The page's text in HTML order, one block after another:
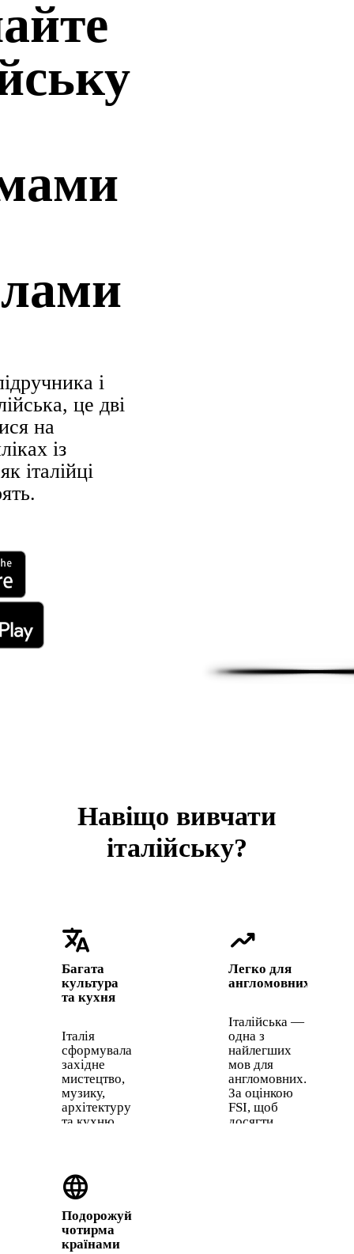
і
це дві
на
із
італійці
Навіщо вивчати
італійську?
translate
Багата
культура
та кухня
Італія
сформувала
західне
мистецтво,
музику,
архітектуру
та кухню.
відчуваєш
усе це без
trending_up
Легко для
англомовних
Італійська —
одна з
найлегших
мов для
англомовних.
За оцінкою
FSI, щоб
досягти
language
Подорожуй
чотирма
країнами